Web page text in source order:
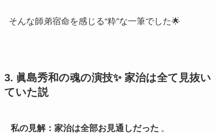
そんな師弟宿命を感じる“粋”な一筆でした🌟
3. 眞島秀和の魂の演技✨ 家治は全て見抜い
ていた説
私の見解：家治は全部お見通しだった 。